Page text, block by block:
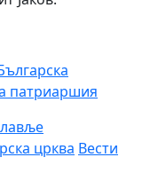
патриаршия
црква Вести